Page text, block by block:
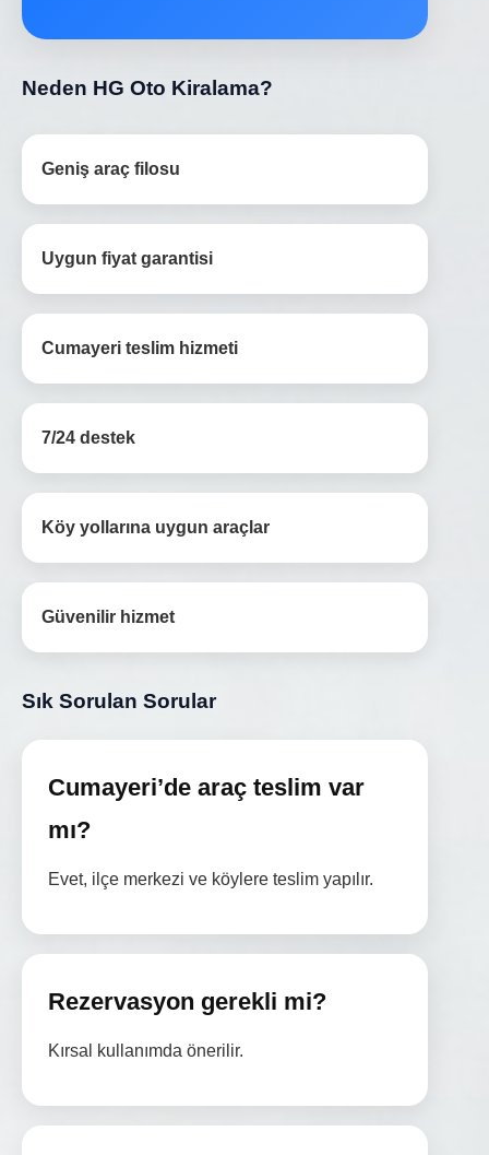
Neden HG Oto Kiralama?
Geniş araç filosu
Uygun fiyat garantisi
Cumayeri teslim hizmeti
7/24 destek
Köy yollarına uygun araçlar
Güvenilir hizmet
Sık Sorulan Sorular
Cumayeri’de araç teslim var
mı?
Evet, ilçe merkezi ve köylere teslim yapılır.
Rezervasyon gerekli mi?
Kırsal kullanımda önerilir.